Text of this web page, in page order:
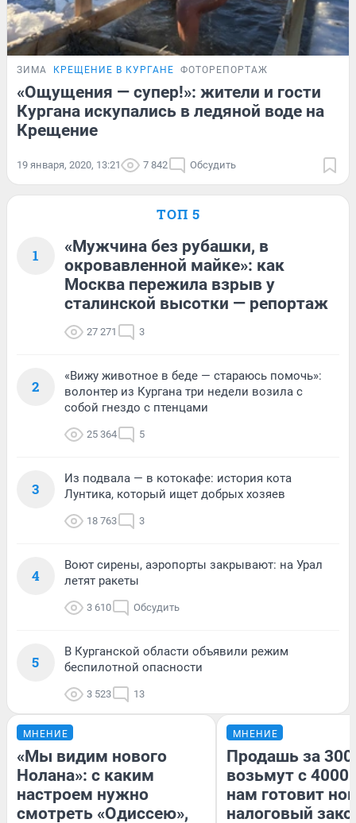
ЗИМА КРЕЩЕНИЕ В КУРГАНЕ ФОТОРЕПОРТАЖ
«Ощущения — супер!»: жители и гости
Кургана искупались в ледяной воде на
Крещение
19 января, 2020, 13:21 7 842 Обсудить
ТОП 5
1
«Мужчина без рубашки, в
окровавленной майке»: как
Москва пережила взрыв у
сталинской высотки — репортаж
27 271 3
2
«Вижу животное в беде — стараюсь помочь»:
волонтер из Кургана три недели возила с
собой гнездо с птенцами
25 364 5
3
Из подвала — в котокафе: история кота
Лунтика, который ищет добрых хозяев
18 763 3
4
Воют сирены, аэропорты закрывают: на Урал
летят ракеты
3 610 Обсудить
5
В Курганской области объявили режим
беспилотной опасности
3 523 13
МНЕНИЕ
«Мы видим нового
Нолана»: с каким
настроем нужно
смотреть «Одиссею»,
МНЕНИЕ
Продашь за
возьмут с
нам готовит
налоговый